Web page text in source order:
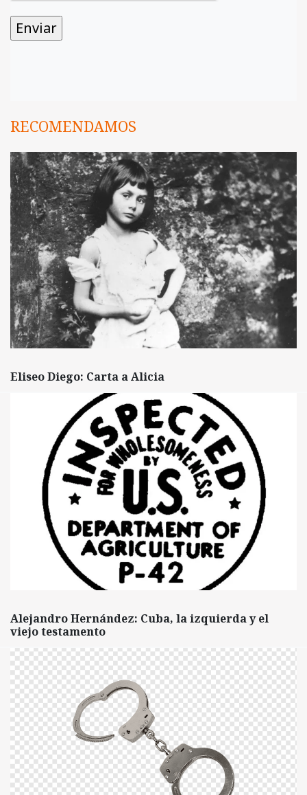
RECOMENDAMOS
Eliseo Diego: Carta a Alicia
Alejandro Hernández: Cuba, la izquierda y el
viejo testamento